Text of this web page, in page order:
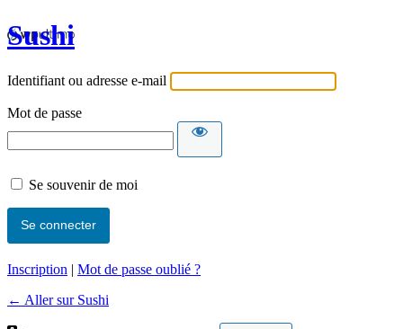
Sushi
Identifiant ou adresse e-mail
Mot de passe
Se souvenir de moi
Inscription | Mot de passe oublié ?
← Aller sur Sushi